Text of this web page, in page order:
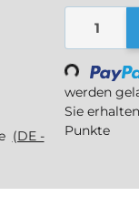
(DE -
Loading...
werden
Sie
Punkte